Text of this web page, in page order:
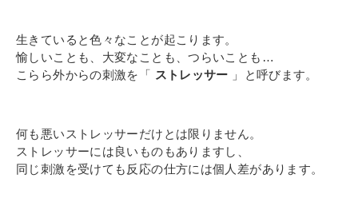
生きていると色々なことが起こります。
愉しいことも、大変なことも、つらいことも…
こらら外からの刺激を「 ストレッサー 」と呼びます。
何も悪いストレッサーだけとは限りません。
ストレッサーには良いものもありますし、
同じ刺激を受けても反応の仕方には個人差があります。